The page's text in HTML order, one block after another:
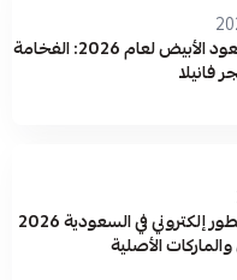
أفضل عطور العود الأبيض لعام 2026: الفخامة
فانيلا
أفضل متجر عطور إلكتروني في السعودية 2026
الأصلية